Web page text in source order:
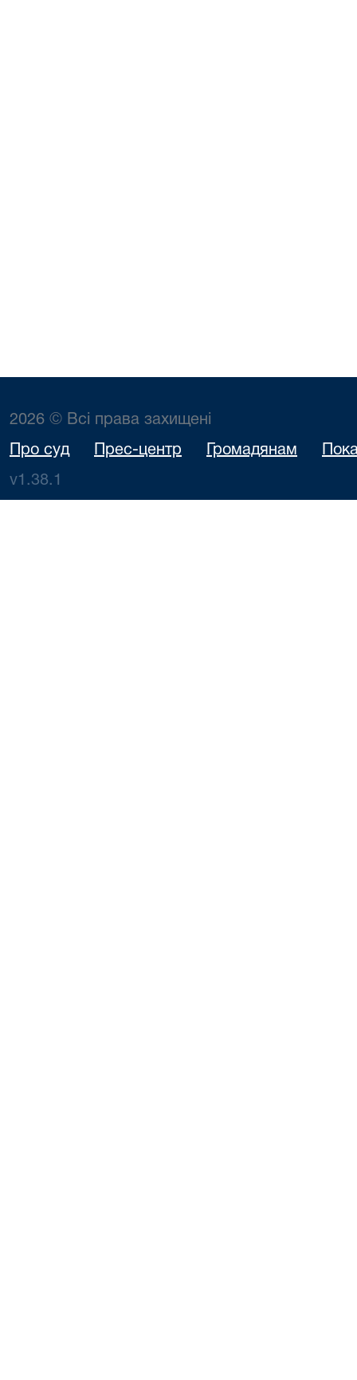
2026 © Всі права захищені
Про суд Прес-центр Громадянам
v1.38.1